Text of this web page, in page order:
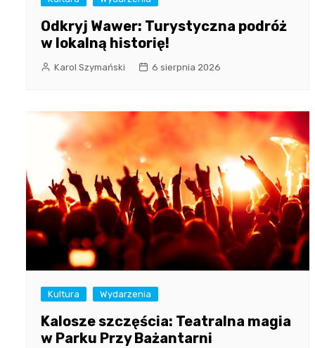
Odkryj Wawer: Turystyczna podróż
w lokalną historię!
Karol Szymański 6 sierpnia 2026
Kultura Wydarzenia
Kalosze szczęścia: Teatralna magia
w Parku Przy Bażantarni